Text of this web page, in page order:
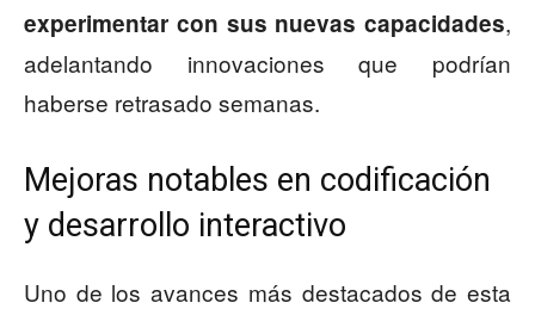
experimentar con sus nuevas capacidades,
adelantando innovaciones que podrían
haberse retrasado semanas.
Mejoras notables en codificación
y desarrollo interactivo
Uno de los avances más destacados de esta